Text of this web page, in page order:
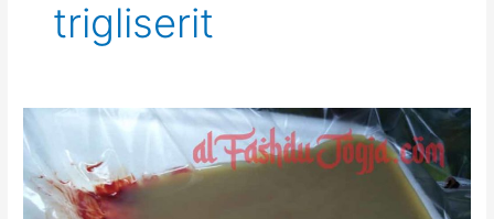
trigliserit